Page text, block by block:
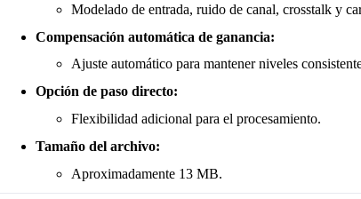
Modelado de entrada, ruido de canal, crosstalk y
Compensación automática de ganancia:
Ajuste automático para mantener niveles
Opción de paso directo:
Flexibilidad adicional para el procesamiento.
Tamaño del archivo:
Aproximadamente 13 MB.